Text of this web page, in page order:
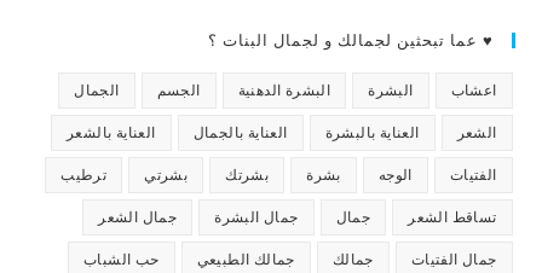
♥ عما تبحثين لجمالك و لجمال البنات ؟
اعشاب البشرة البشرة الدهنية الجسم الجمال
الشعر العناية بالبشرة العناية بالجمال العناية بالشعر
الفتيات الوجه بشرة بشرتك بشرتي ترطيب
تساقط الشعر جمال جمال البشرة جمال الشعر
جمال الفتيات جمالك جمالك الطبيعي حب الشباب